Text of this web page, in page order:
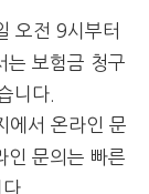
오전 9시부터
는 보험금 청구
니다.
에서 온라인 문
인 문의는 빠른
.